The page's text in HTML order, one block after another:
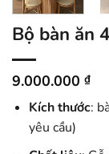
Bộ bàn ăn
9.000.000 ₫
Kích thước:
yêu cầu)